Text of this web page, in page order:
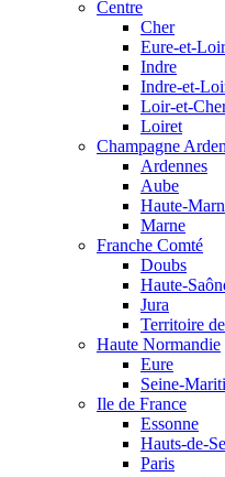
Centre
Cher
Eure-et-Loir
Indre
Indre-et-
Loir-et-
Loiret
Champagne
Ardennes
Aube
Haute-
Marne
Franche Comté
Doubs
Haute-
Jura
Territoire
Haute Normandie
Eure
Seine-
Ile de France
Essonne
Hauts-de-
Paris